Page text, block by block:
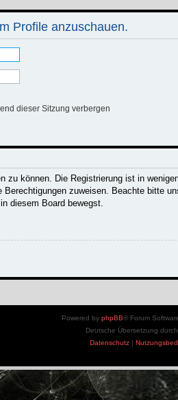
Profile anzuschauen.
dieser Sitzung verbergen
können. Die Registrierung ist in
zuweisen. Beachte bitte
diesem Board bewegst.
Powered by phpBB® Forum
Deutsche Übersetzung durch
Datenschutz|